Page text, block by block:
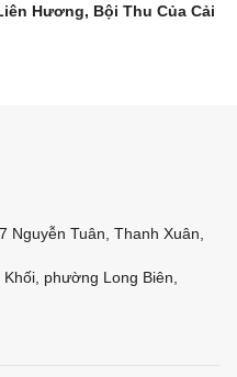
Hương, Bội Thu Của Cải
Nguyễn Tuân, Thanh Xuân,
phường Long Biên,